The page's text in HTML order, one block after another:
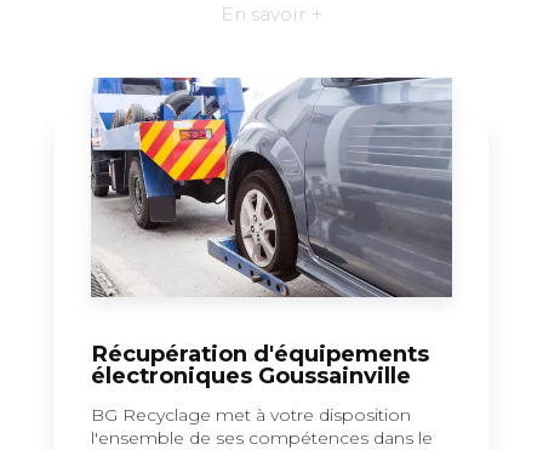
En savoir +
Récupération d'équipements
électroniques Goussainville
BG Recyclage met à votre disposition
l'ensemble de ses compétences dans le